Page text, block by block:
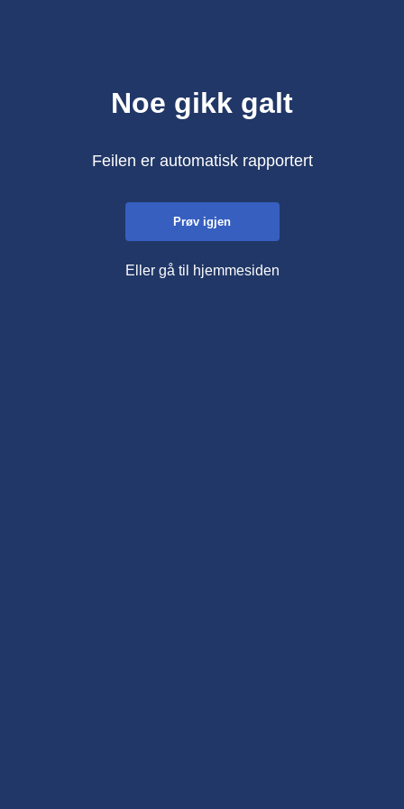
Noe gikk galt
Feilen er automatisk rapportert
Prøv igjen
Eller gå til hjemmesiden